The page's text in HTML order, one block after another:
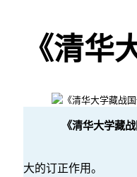
《清华
《清华大学藏
大的订正作用。